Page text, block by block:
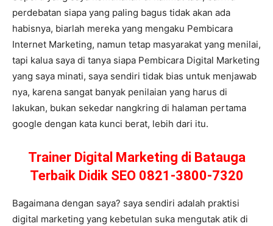
perdebatan siapa yang paling bagus tidak akan ada
habisnya, biarlah mereka yang mengaku Pembicara
Internet Marketing, namun tetap masyarakat yang menilai,
tapi kalua saya di tanya siapa Pembicara Digital Marketing
yang saya minati, saya sendiri tidak bias untuk menjawab
nya, karena sangat banyak penilaian yang harus di
lakukan, bukan sekedar nangkring di halaman pertama
google dengan kata kunci berat, lebih dari itu.
Trainer Digital Marketing di Batauga
Terbaik Didik SEO 0821-3800-7320
Bagaimana dengan saya? saya sendiri adalah praktisi
digital marketing yang kebetulan suka mengutak atik di